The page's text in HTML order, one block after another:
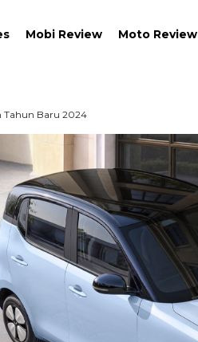
Mobi Review Moto Review
Tahun Baru 2024